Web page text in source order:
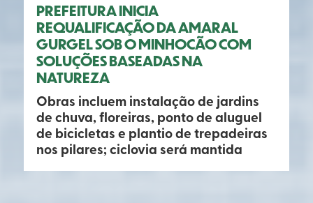
PREFEITURA INICIA
REQUALIFICAÇÃO DA AMARAL
GURGEL SOB O MINHOCÃO COM
SOLUÇÕES BASEADAS NA
NATUREZA
Obras incluem instalação de jardins
de chuva, floreiras, ponto de aluguel
de bicicletas e plantio de trepadeiras
nos pilares; ciclovia será mantida